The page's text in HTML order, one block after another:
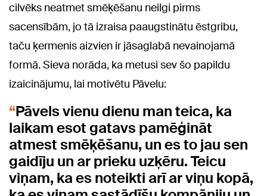
cilvēks neatmet smēķēšanu neilgi pirms
sacensībām, jo tā izraisa paaugstinātu ēstgribu,
taču ķermenis aizvien ir jāsaglabā nevainojamā
formā. Sieva norāda, ka metusi sev šo papildu
izaicinājumu, lai motivētu Pāvelu:
Pāvels vienu dienu man teica, ka
laikam esot gatavs pamēģināt
atmest smēķēšanu, un es to jau sen
gaidīju un ar prieku uzķēru. Teicu
viņam, ka es noteikti arī ar viņu kopā,